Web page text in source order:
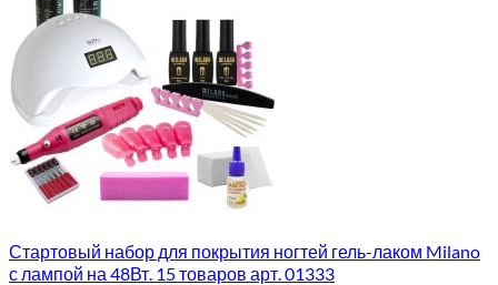
Стартовый набор для покрытия ногтей гель-лаком Milano
с лампой на 48Вт. 15 товаров арт. 01333